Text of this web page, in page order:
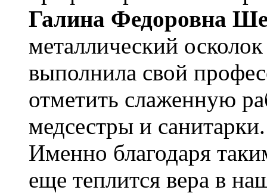
Галина Федоровна
металлический
выполнила свой
отметить слаженную
медсестры и
Именно благодаря
еще теплится вера в